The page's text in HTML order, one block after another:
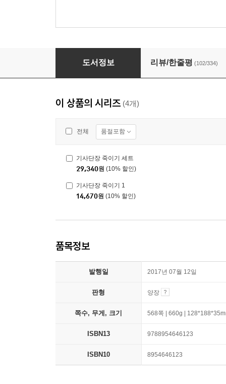
기사단장 죽이기 1
도서정보 리뷰/한줄평 (102/334)
이 상품의 시리즈 (4개)
전체 품절포함
기사단장 죽이기 세트
29,340원 (10% 할인)
기사단장 죽이기 1
14,670원 (10% 할인)
품목정보
발행일 2017년 07월 12일
판형 양장
쪽수, 무게, 크기 568쪽 | 660g |
ISBN13 9788954646123
ISBN10 8954646123